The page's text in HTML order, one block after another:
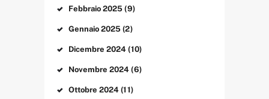
Febbraio2025 (9)
Gennaio2025 (2)
Dicembre2024 (10)
Novembre2024 (6)
Ottobre2024 (11)